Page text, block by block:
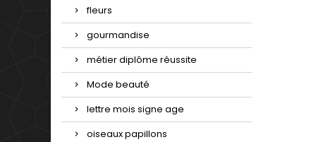
fleurs
gourmandise
métier diplôme réussite
Mode beauté
lettre mois signe age
oiseaux papillons